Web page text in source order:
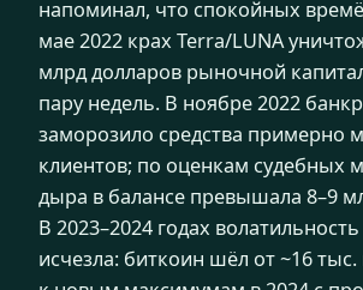
напоминал, что спокойных
мае 2022 крах Terra/LUNA
млрд долларов рыночной
пару недель. В ноябре 2022
заморозило средства примерно
клиентов; по оценкам судебных
дыра в балансе превышала 8–9
В 2023–2024 годах
исчезла: биткоин шёл от ~16 тыс.